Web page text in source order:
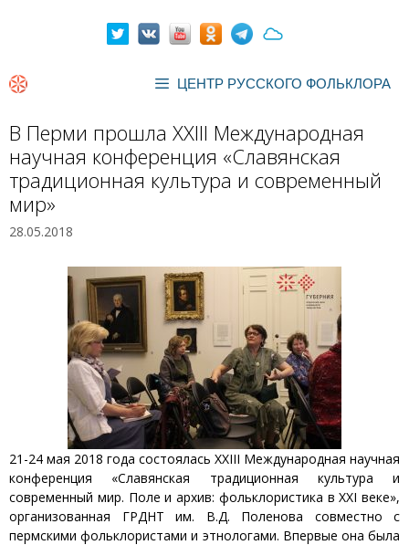
ЦЕНТР РУССКОГО ФОЛЬКЛОРА
В Перми прошла XXIII Международная
научная конференция «Славянская
традиционная культура и современный
мир»
28.05.2018
21-24 мая 2018 года состоялась XXIII Международная научная
конференция «Славянская традиционная культура и
современный мир. Поле и архив: фольклористика в XXI веке»,
организованная ГРДНТ им. В.Д. Поленова совместно с
пермскими фольклористами и этнологами. Впервые она была